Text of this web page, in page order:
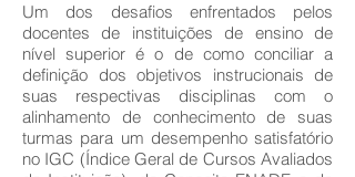
Um dos desafios enfrentados pelos
docentes de instituições de ensino de
nível superior é o de como conciliar a
definição dos objetivos instrucionais de
suas respectivas disciplinas com o
alinhamento de conhecimento de suas
turmas para um desempenho satisfatório
no IGC (Índice Geral de Cursos Avaliados